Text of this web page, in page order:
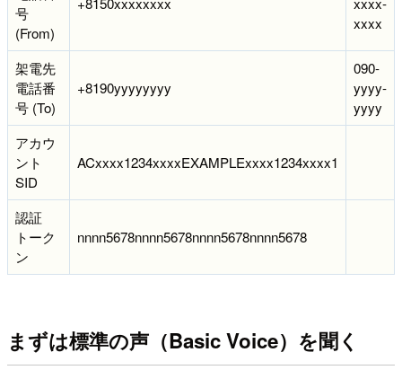
号
(From)
xxxx
架電先
電話番
号 (To)
+8190yyyyyyyy
090-
yyyy-
yyyy
アカウ
ント
SID
ACxxxx1234xxxxEXAMPLExxxx1234xxxx1
認証
トーク
ン
nnnn5678nnnn5678nnnn5678nnnn5678
まずは標準の声（Basic Voice）を聞く